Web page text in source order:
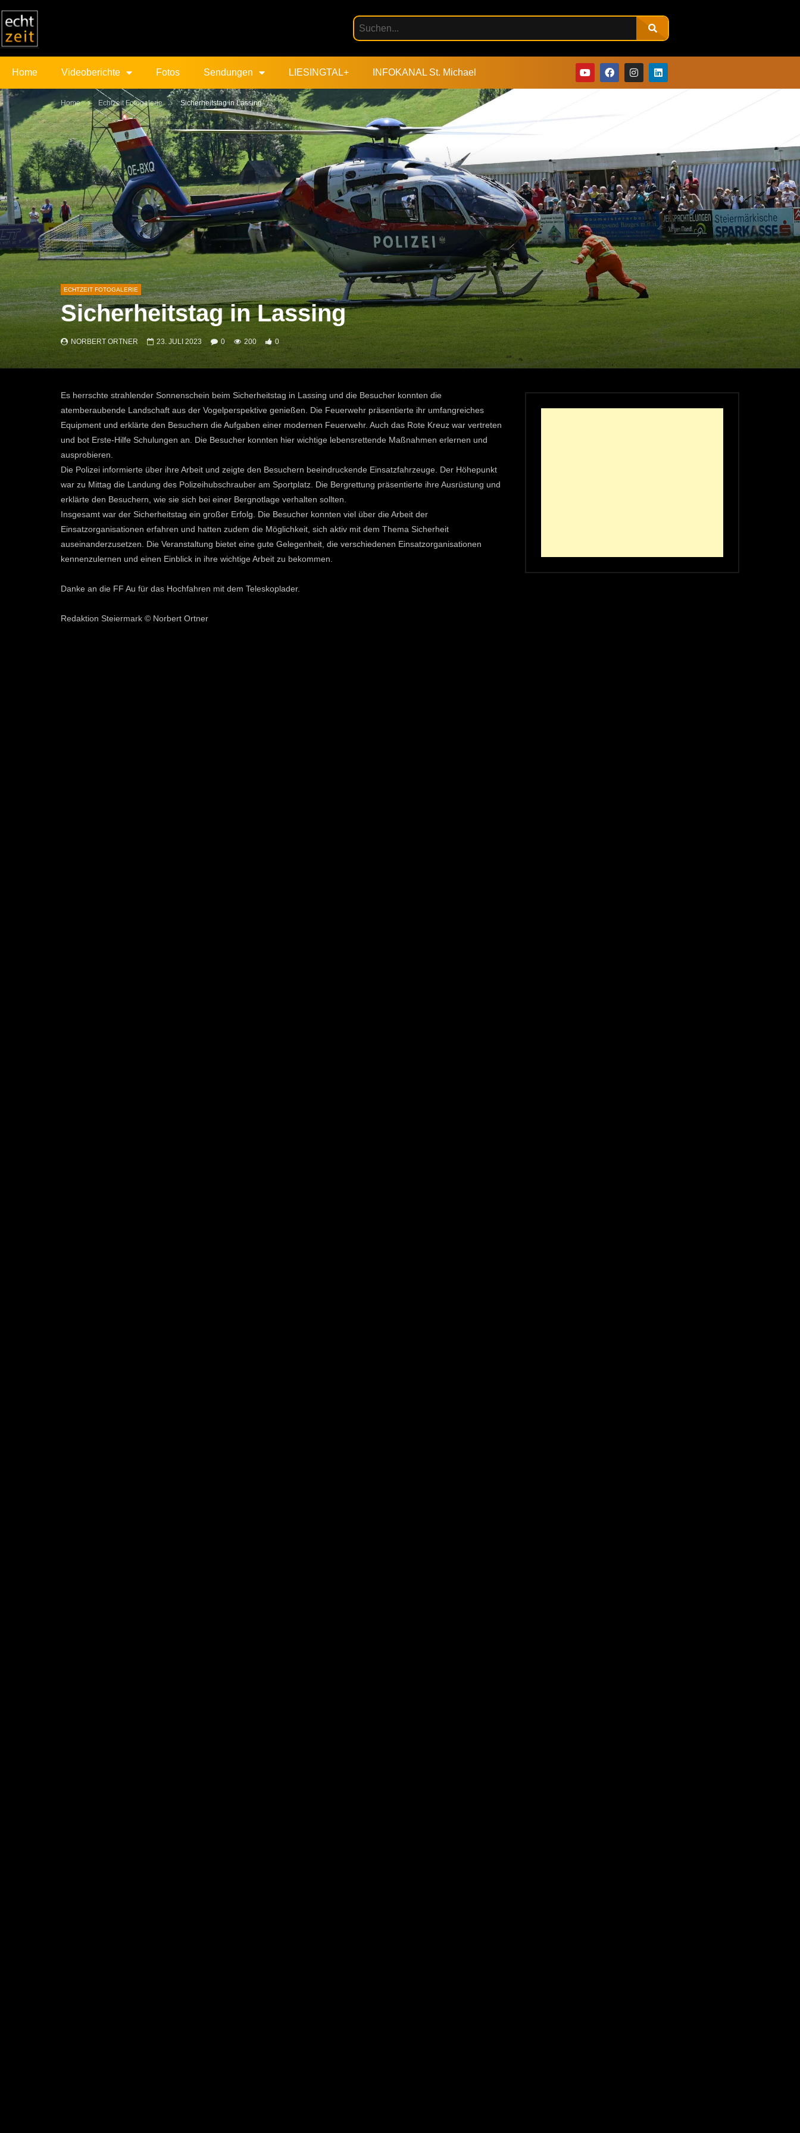
Home Videoberichte Fotos Sendungen LIESINGTAL+ INFOKANAL St. Michael
Home Echtzeit Fotogalerie Sicherheitstag in Lassing
ECHTZEIT FOTOGALERIE
Sicherheitstag in Lassing
NORBERT ORTNER 23. JULI 2023 0 200 0
Es herrschte strahlender Sonnenschein beim Sicherheitstag in Lassing und die Besucher konnten die
atemberaubende Landschaft aus der Vogelperspektive genießen. Die Feuerwehr präsentierte ihr umfangreiches
Equipment und erklärte den Besuchern die Aufgaben einer modernen Feuerwehr. Auch das Rote Kreuz war vertreten
und bot Erste-Hilfe Schulungen an. Die Besucher konnten hier wichtige lebensrettende Maßnahmen erlernen und
ausprobieren.
Die Polizei informierte über ihre Arbeit und zeigte den Besuchern beeindruckende Einsatzfahrzeuge. Der Höhepunkt
war zu Mittag die Landung des Polizeihubschrauber am Sportplatz. Die Bergrettung präsentierte ihre Ausrüstung und
erklärte den Besuchern, wie sie sich bei einer Bergnotlage verhalten sollten.
Insgesamt war der Sicherheitstag ein großer Erfolg. Die Besucher konnten viel über die Arbeit der
Einsatzorganisationen erfahren und hatten zudem die Möglichkeit, sich aktiv mit dem Thema Sicherheit
auseinanderzusetzen. Die Veranstaltung bietet eine gute Gelegenheit, die verschiedenen Einsatzorganisationen
kennenzulernen und einen Einblick in ihre wichtige Arbeit zu bekommen.
Danke an die FF Au für das Hochfahren mit dem Teleskoplader.
Redaktion Steiermark © Norbert Ortner